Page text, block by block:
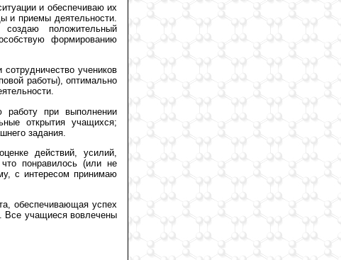
и обеспечиваю их
и приемы деятельности.
положительный
формированию
учеников
работы), оптимально
работу при выполнении
открытия учащихся;
задания.
действий, усилий,
понравилось (или не
с интересом принимаю
обеспечивающая успех
Все учащиеся вовлечены